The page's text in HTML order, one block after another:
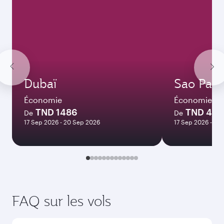
Dubaï
Économie
De TND 1486
17 Sep 2026 - 20 Sep 2026
Sao
Économie
De TND
17 Sep 2026 - 12
FAQ sur les vols